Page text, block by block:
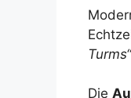
Turms“
Die